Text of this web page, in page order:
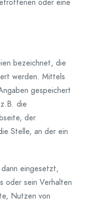
oder eine
bezeichnet, die
werden. Mittels
gespeichert
die
der
Stelle, an der ein
eingesetzt,
oder sein Verhalten
Nutzen von